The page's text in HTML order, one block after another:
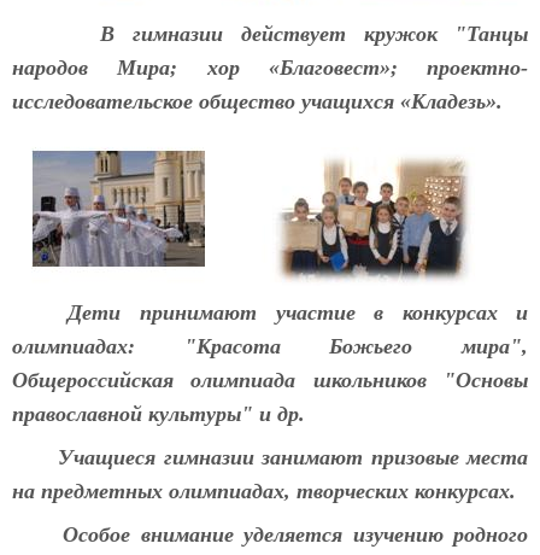
В гимназии действует кружок "Танцы
народов Мира; хор «Благовест»; проектно-
исследовательское общество учащихся «Кладезь».
Дети принимают участие в конкурсах и
олимпиадах: "Красота Божьего мира",
Общероссийская олимпиада школьников "Основы
православной культуры" и др.
Учащиеся гимназии занимают призовые места
на предметных олимпиадах, творческих конкурсах.
Особое внимание уделяется изучению родного